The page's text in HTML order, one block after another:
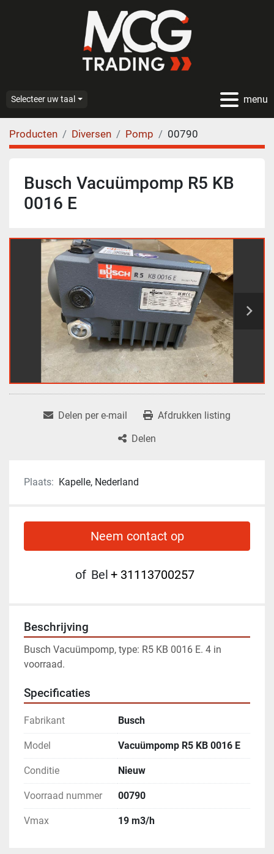
menu
Selecteer uw taal
Producten Diversen Pomp 00790
Busch Vacuümpomp R5 KB
0016 E
Delen per e-mail
Afdrukken listing
Delen
Plaats: Kapelle, Nederland
Neem contact op
of Bel + 31113700257
Beschrijving
Busch Vacuümpomp, type: R5 KB 0016 E. 4 in
voorraad.
Specificaties
Fabrikant Busch
Model Vacuümpomp R5 KB 0016 E
Conditie Nieuw
Voorraad nummer 00790
Vmax 19 m3/h